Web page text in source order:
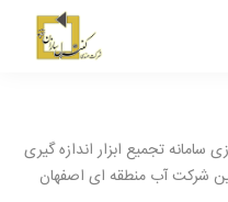
سامانه تجمیع ابزار اندازه گیری
شرکت آب منطقه ای اصفهان